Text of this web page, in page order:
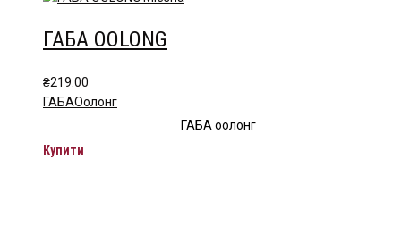
ГАБА OOLONG
₴219.00
ГАБАOолонг
ГАБА оолонг
Купити